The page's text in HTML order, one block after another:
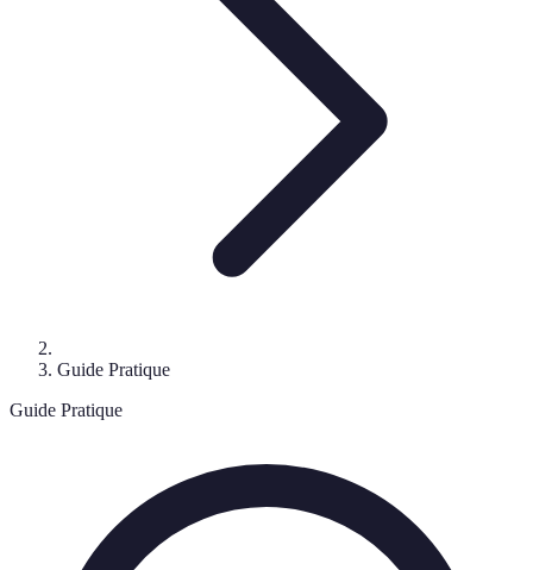
Guide Pratique
Guide Pratique